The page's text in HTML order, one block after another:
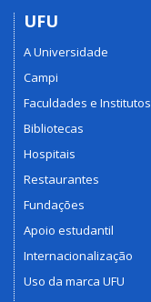
UFU
A Universidade
Campi
Faculdades e Institutos
Bibliotecas
Hospitais
Restaurantes
Fundações
Apoio estudantil
Internacionalização
Uso da marca UFU